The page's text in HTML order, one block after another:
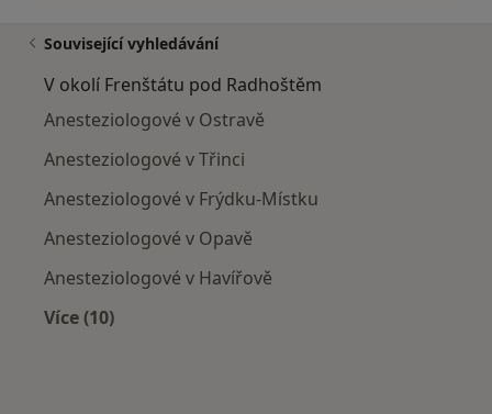
Související vyhledávání
V okolí Frenštátu pod Radhoštěm
Anesteziologové v Ostravě
Anesteziologové v Třinci
Anesteziologové v Frýdku-Místku
Anesteziologové v Opavě
Anesteziologové v Havířově
Více (10)